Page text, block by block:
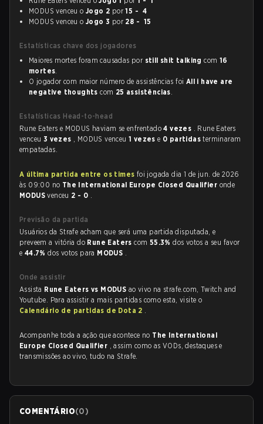
MODUS venceu o Jogo 2 por15 - 4
MODUS venceu o Jogo 3 por 28 - 15
Estatísticas chave dos jogadores
Maiores mortes foram causadas por still shit talking com 16
mortes.
O jogador com maior número de assistências foi All i have are
negative thoughts com 25 assistências.
Estatísticas Head-to-head
Rune Eaters e MODUS haviam se enfrentado4 vezes . Rune Eaters
venceu 3 vezes , MODUS venceu1 vezese 0 partidasterminaram
empatadas.
A última partida entre os times foi jogada dia 1 de jun. de 2026
às 09:00 no The International Europe Closed Qualifier onde
MODUSvenceu 2 - 0 .
Previsão da partida
Usuários da Strafe acham que será uma partida disputada, e
preveem a vitória do Rune Eaterscom 55.3%dos votos a seu favor
e 44.7%dos votos para MODUS .
Onde assistir
Assista Rune Eaters vs MODUS ao vivo na strafe.com, Twitch and
Youtube. Para assistir a mais partidas como esta, visite o
Calendário de partidas de Dota 2 .
Acompanhe toda a ação que acontece no The International
Europe Closed Qualifier , assim como as VODs, destaques e
transmissões ao vivo, tudo na Strafe.
COMENTÁRIO(0)